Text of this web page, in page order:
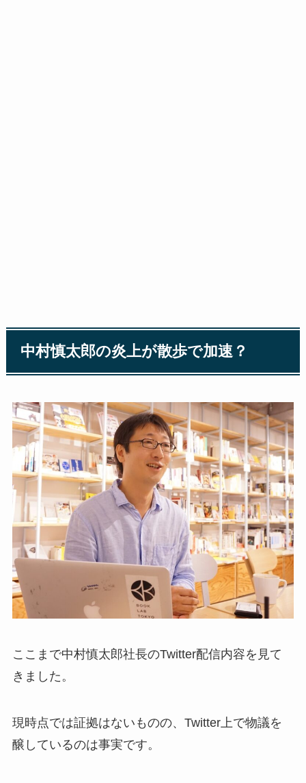
中村慎太郎の炎上が散歩で加速？
ここまで中村慎太郎社長のTwitter配信内容を見て
きました。
現時点では証拠はないものの、Twitter上で物議を
醸しているのは事実です。